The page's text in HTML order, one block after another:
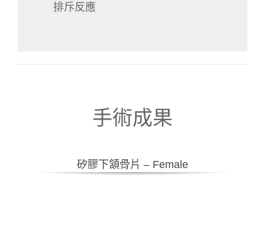
排斥反應
手術成果
矽膠下頷骨片 – Female